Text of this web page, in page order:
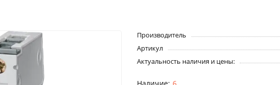
Производитель
Артикул
Актуальность наличия и цены: